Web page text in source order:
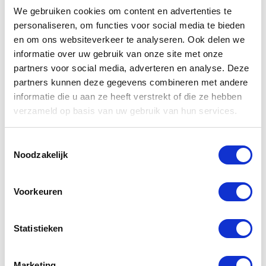
We gebruiken cookies om content en advertenties te
personaliseren, om functies voor social media te bieden
en om ons websiteverkeer te analyseren. Ook delen we
informatie over uw gebruik van onze site met onze
partners voor social media, adverteren en analyse. Deze
partners kunnen deze gegevens combineren met andere
informatie die u aan ze heeft verstrekt of die ze hebben
verzameld op basis van uw gebruik van hun services.
Noodzakelijk
Voorkeuren
Statistieken
CAPTCHA
producten
-30%